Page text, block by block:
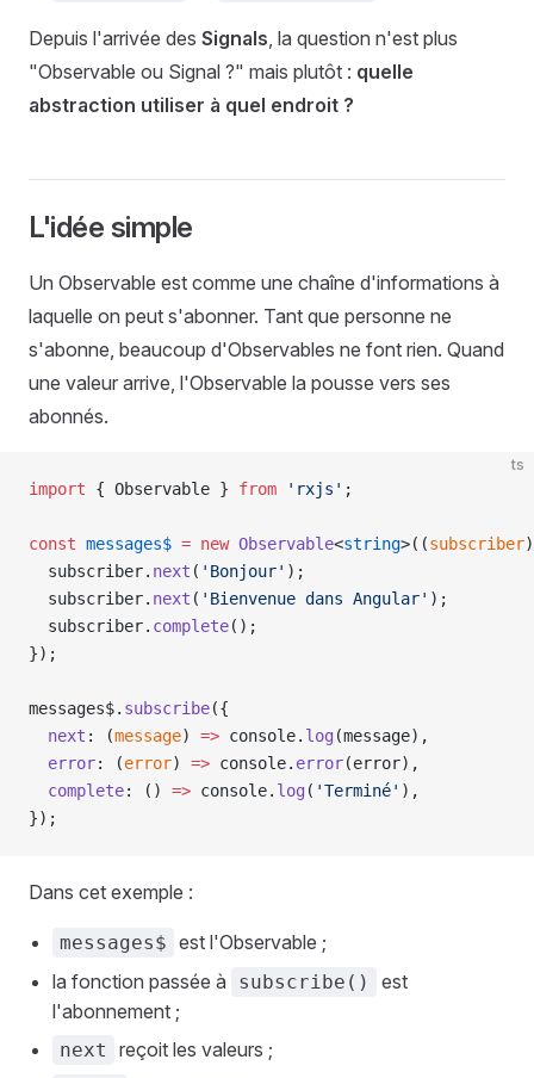
Depuis l'arrivée des Signals, la question n'est plus
"Observable ou Signal ?" mais plutôt : quelle
abstraction utiliser à quel endroit ?
L'idée simple
Un Observable est comme une chaîne d'informations à
laquelle on peut s'abonner. Tant que personne ne
s'abonne, beaucoup d'Observables ne font rien. Quand
une valeur arrive, l'Observable la pousse vers ses
abonnés.
ts
import { Observable } from 'rxjs' ;
const messages$ = new Observable<string>((subscriber
  subscriber.
next ( 'Bonjour' );
  subscriber.
next ( 'Bienvenue dans Angular' );
  subscriber.
complete();
});
messages$. subscribe({
  next
: (message) => console. log (message),
  error
: (error) => console. error(error),
  complete
: () => console. log ( 'Terminé' ),
});
Dans cet exemple :
messages$ est l'Observable ;
la fonction passée à
subscribe()
est
l'abonnement ;
next reçoit les valeurs ;